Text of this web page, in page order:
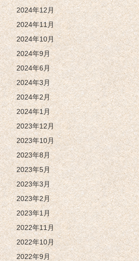
2024年12月
2024年11月
2024年10月
2024年9月
2024年6月
2024年3月
2024年2月
2024年1月
2023年12月
2023年10月
2023年8月
2023年5月
2023年3月
2023年2月
2023年1月
2022年11月
2022年10月
2022年9月